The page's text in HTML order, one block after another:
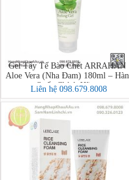
Gel Tẩy Tế Bào Chết ARRAHAN
Aloe Vera (Nha Đam) 180ml – Hàn
Quốc Chính Hãng
Liên hệ 098.679.8008